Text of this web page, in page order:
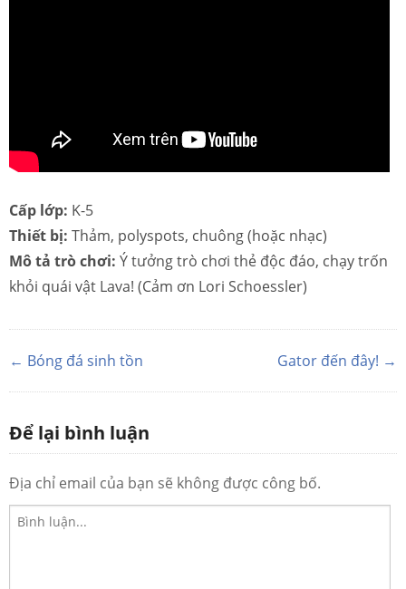
Cấp lớp: K-5
Thiết bị: Thảm, polyspots, chuông (hoặc nhạc)
Mô tả trò chơi: Ý tưởng trò chơi thẻ độc đáo, chạy trốn
khỏi quái vật Lava! (Cảm ơn Lori Schoessler)
← Bóng đá sinh tồn Gator đến đây! →
Để lại bình luận
Địa chỉ email của bạn sẽ không được công bố.